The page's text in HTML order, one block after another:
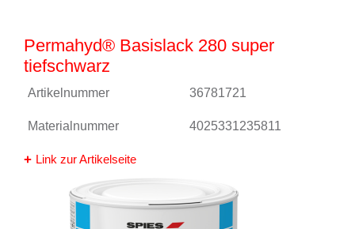
Permahyd® Basislack 280 super
tiefschwarz
Artikelnummer 36781721
Materialnummer 4025331235811
Link zur Artikelseite